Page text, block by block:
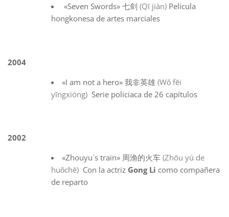
«Seven Swords» 七剑 (Qī jiàn) Película
hongkonesa de artes marciales
2004
«I am not a hero» 我非英雄 (Wǒ fēi
yīngxióng) Serie policiaca de 26 capítulos
2002
«Zhouyu´s train» 周渔的火车 (Zhōu yú de
huǒchē) Con la actriz Gong Li como compañera
de reparto